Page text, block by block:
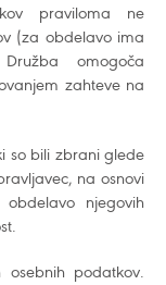
praviloma ne
(za obdelavo ima
omogoča
zahteve na
so bili zbrani glede
na osnovi
njegovih
podatkov.